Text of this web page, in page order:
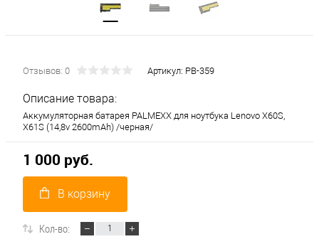
Отзывов: 0 Артикул: PB-359
Описание товара:
Аккумуляторная батарея PALMEXX для ноутбука Lenovo X60S,
X61S (14,8v 2600mAh) /черная/
1 000 руб.
В корзину
Кол-во: